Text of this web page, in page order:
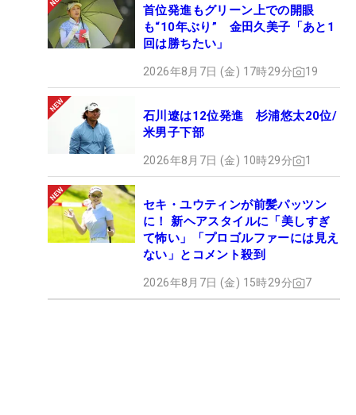
首位発進もグリーン上での開眼
も“10年ぶり” 金田久美子「あと1
回は勝ちたい」
2026年8月7日 (金) 17時29分 19
石川遼は12位発進 杉浦悠太20位/
米男子下部
2026年8月7日 (金) 10時29分 1
セキ・ユウティンが前髪パッツン
に！ 新ヘアスタイルに「美しすぎ
て怖い」「プロゴルファーには見え
ない」とコメント殺到
2026年8月7日 (金) 15時29分 7